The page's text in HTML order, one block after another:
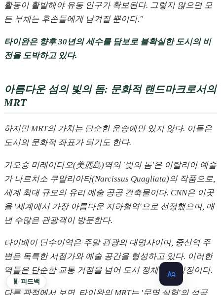
활동이 활발해야 유동 인구가 확보된다. 그렇지 않으면 모
든 부채는 후손들에게 남겨질 뿐이다."
타이완은 향후 30년의 세수를 담보로 불확실한 도시의 비
전을 도박하고 있다.
아름다운 섬의 빛의 돔: 문화적 랜드마크로서의
MRT
하지만 MRT의 가치는 단순한 운송에만 있지 않다. 이들은
도시의 문화적 좌표가 되기도 한다.
가오슝 미레이다오(美麗島)역의 '빛의 돔'은 이탈리아 예술
가 나르치소 쿠알리아타(Narcissus Quagliata)의 작품으로,
세계 최대 규모의 유리 예술 공공 건축물이다. CNN은 이곳
을 '세계에서 가장 아름다운 지하철역'으로 선정했으며, 매
년 수많은 관광객이 방문한다.
타이베이 단수이역은 주말 관광의 대명사이며, 중산역 주
변은 독특한 서점가와 예술 공간을 형성하고 있다. 이러한
역들은 단순한 교통 거점을 넘어 도시 정체성의 상징이다.
다른 관점에서 보면, 타이완의 MRT는 '문명 실험'의 성공
🧬 피드백